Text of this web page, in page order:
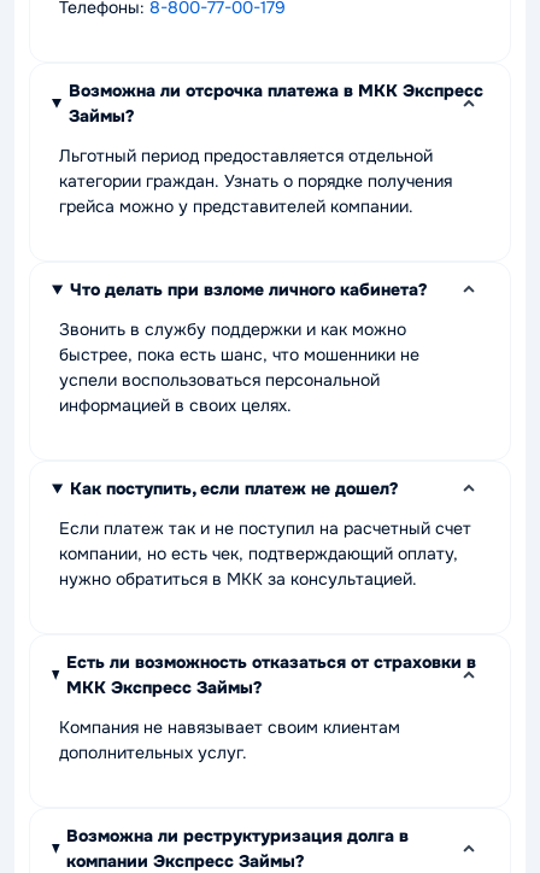
Телефоны: 8-800-77-00-179
Возможна ли отсрочка платежа в МКК Экспресс
Займы?
Льготный период предоставляется отдельной
категории граждан. Узнать о порядке получения
грейса можно у представителей компании.
Что делать при взломе личного кабинета?
Звонить в службу поддержки и как можно
быстрее, пока есть шанс, что мошенники не
успели воспользоваться персональной
информацией в своих целях.
Как поступить, если платеж не дошел?
Если платеж так и не поступил на расчетный счет
компании, но есть чек, подтверждающий оплату,
нужно обратиться в МКК за консультацией.
Есть ли возможность отказаться от страховки в
МКК Экспресс Займы?
Компания не навязывает своим клиентам
дополнительных услуг.
Возможна ли реструктуризация долга в
компании Экспресс Займы?